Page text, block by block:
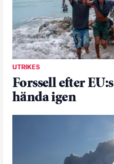
UTRIKES
Forssell efter
hända igen